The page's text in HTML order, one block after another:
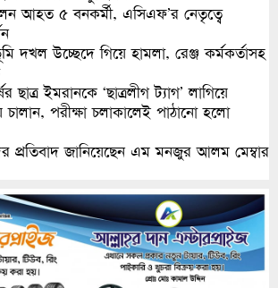
আহত ৫ বনকর্মী, এসিএফ’র নেতৃত্বে
দখল উচ্ছেদে গিয়ে হামলা, রেঞ্জ কর্মকর্তাসহ
ছাত্র ইমরানকে ‘ছাত্রলীগ ট্যাগ’ লাগিয়ে
পরীক্ষা চলাকালেই পাঠানো হলো
প্রতিবাদ জানিয়েছেন এম মনজুর আলম মেম্বার